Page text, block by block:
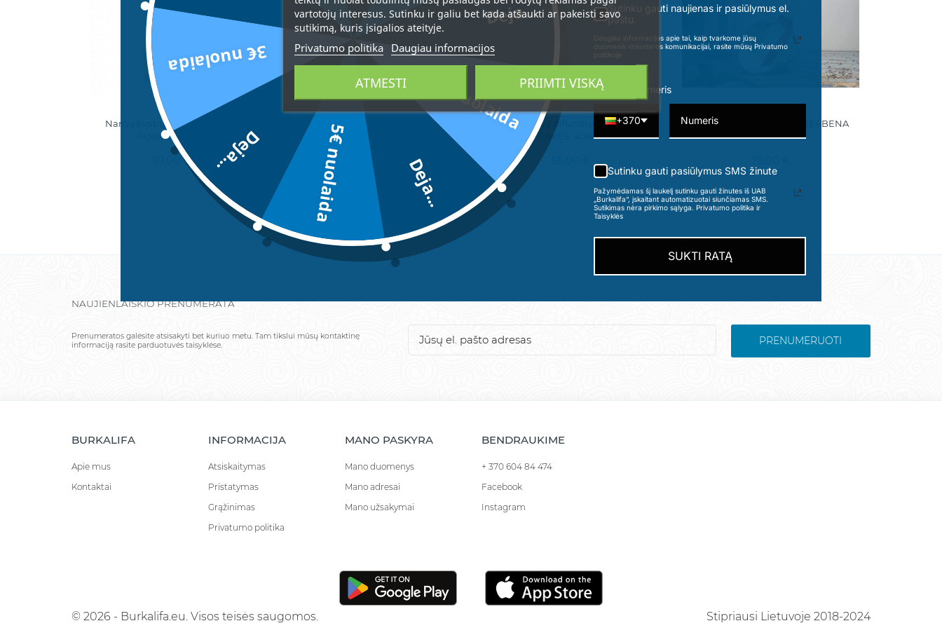
Namų kvapų difuzorius Jean
Flower, 250 ml.
39,00 €
Namų kvapų "SPICY AMBER"
papildymas 250 ml.
29,00 €
Namų kvapų difuzorius CHESTNUT
LEAVES, 400 ml.
Namų kvapų difuzorius VERBENA
400ml.
NAUJIENLAIŠKIO PRENUMERATA
Prenumeratos galėsite atsisakyti bet kuriuo metu. Tam tikslui mūsų kontaktinę
informaciją rasite parduotuvės taisyklėse.
PRENUMERUOTI
BURKALIFA
Apie mus
Kontaktai
INFORMACIJA
Atsiskaitymas
Pristatymas
Grąžinimas
Privatumo politika
MANO PASKYRA
Mano duomenys
Mano adresai
Mano užsakymai
BENDRAUKIME
+ 370 604 84 474
Facebook
Instagram
© 2026 - Burkalifa.eu. Visos teisės saugomos. Stipriausi Lietuvoje 2018-2024
vartotojų interesus. Sutinku ir galiu bet kada atšaukti ar pakeisti savo
sutikimą, kuris įsigalios ateityje.
Privatumo politika Daugiau informacijos
ATMESTI PRIIMTI VISKĄ
Deja...
3€ nuolaida
Deja...
5€ nuolaida
Deja...
3€ nuolaida
Sutinku gauti naujienas ir pasiūlymus el.
paštu.
Daugiau informacijos apie tai, kaip tvarkome jūsų
duomenis rinkodaros komunikacijai, rasite mūsų Privatumo
politikoje
Telefono numeris
+370
Sutinku gauti pasiūlymus SMS žinute
Pažymėdamas šį laukelį sutinku gauti žinutes iš UAB
„Burkalifa“, įskaitant automatizuotai siunčiamas SMS.
Sutikimas nėra pirkimo sąlyga. Privatumo politika ir
Taisyklės
SUKTI RATĄ